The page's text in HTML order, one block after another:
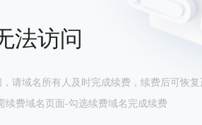
法访问
请域名所有人及时完成续费，续费后可恢复
费域名页面-勾选续费域名完成续费